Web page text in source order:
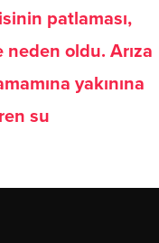
patlaması,
oldu. Arıza
yakınına
su